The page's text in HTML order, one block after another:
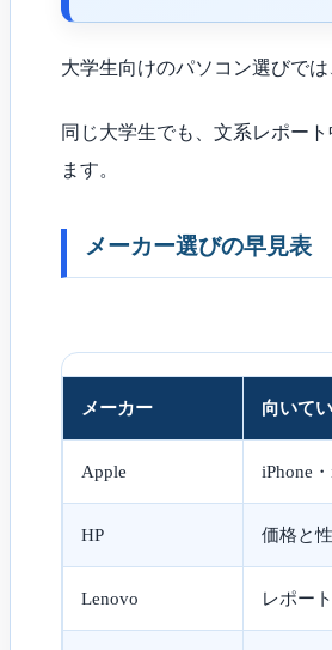
大学生向けのパソコン選びで
同じ大学生でも、文系レポー
ます。
メーカー選びの早見表
メーカー 向いて
Apple iPhone
HP 価格と
Lenovo レポー